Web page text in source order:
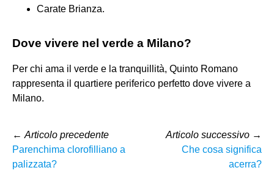
Carate Brianza.
Dove vivere nel verde a Milano?
Per chi ama il verde e la tranquillità, Quinto Romano
rappresenta il quartiere periferico perfetto dove vivere a
Milano.
← Articolo precedente
Parenchima clorofilliano a
palizzata?
Articolo successivo →
Che cosa significa
acerra?